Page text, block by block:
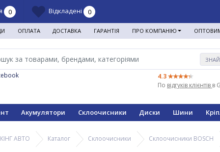
0 Відкладені 0
ОПЛАТА ДОСТАВКА ГАРАНТІЯ ПРО КОМПАНІЮ
4.3
По відгуків клієнтів в
Акумулятори Склоочисники Диски Шини
АВТО Каталог Склоочисники Склоочисники BOSCH